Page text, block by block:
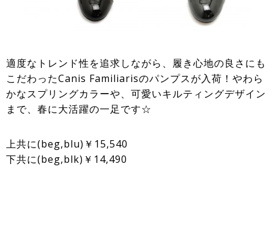
適度なトレンド性を追求しながら、履き心地の良さにも
こだわったCanis Familiarisのパンプスが入荷！やわら
かなスプリングカラーや、可愛いキルティングデザイン
まで、春に大活躍の一足です☆
上共に(beg,blu)￥15,540
下共に(beg,blk)￥14,490